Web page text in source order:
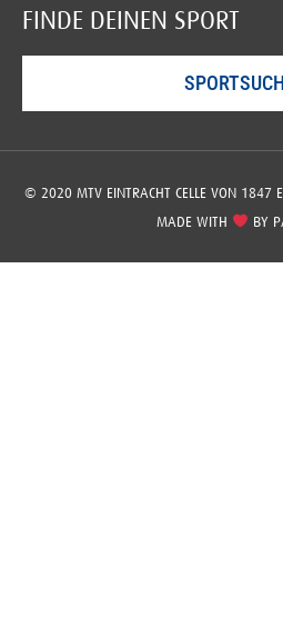
FINDE DEINEN SPORT
© 2020 MTV EINTRACHT CELLE VON 1847
MADE WITH
BY